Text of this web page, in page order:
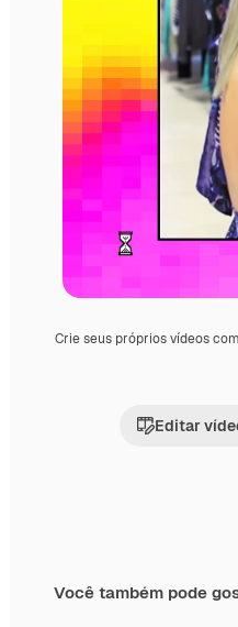
Crie seus próprios vídeos
Editar
Você também pode